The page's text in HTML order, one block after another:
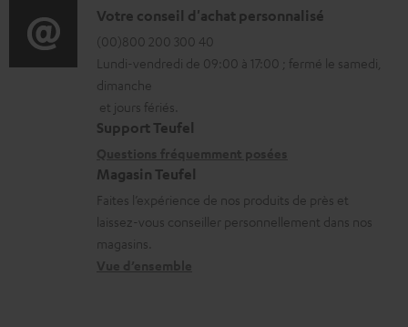
c
h
a
r
g
a
b
l
o
r
m
a
t
o
n
s
D
é
t
a
i
s
c
o
Votre conseil d'achat personnalisé
(00)800 200 300 40
Lundi-vendredi de 09:00 à 17:00 ; fermé le samedi,
dimanche
et jours fériés.
Support Teufel
Magasin Teufel
Faites l’expérience de nos produits de près et
laissez-vous conseiller personnellement dans nos
magasins.